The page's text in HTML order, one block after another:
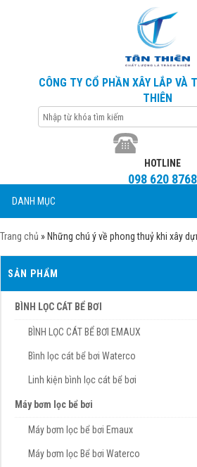
CÔNG TY CỔ PHẦN XÂY LẮP VÀ
THIÊN
HOTLINE
098 620 8768
DANH MỤC
Trang chủ » Những chú ý về phong thuỷ khi xây
SẢN PHẨM
BÌNH LỌC CÁT BỂ BƠI
BÌNH LỌC CÁT BỂ BƠI EMAUX
Bình lọc cát bể bơi Waterco
Linh kiện bình lọc cát bể bơi
Máy bơm lọc bể bơi
Máy bơm lọc bể bơi Emaux
Máy bơm lọc Bể bơi Waterco